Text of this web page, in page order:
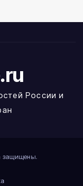
России и
защищены.